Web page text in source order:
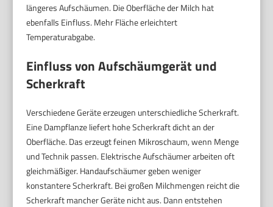
längeres Aufschäumen. Die Oberfläche der Milch hat
ebenfalls Einfluss. Mehr Fläche erleichtert
Temperaturabgabe.
Einfluss von Aufschäumgerät und
Scherkraft
Verschiedene Geräte erzeugen unterschiedliche Scherkraft.
Eine Dampflanze liefert hohe Scherkraft dicht an der
Oberfläche. Das erzeugt feinen Mikroschaum, wenn Menge
und Technik passen. Elektrische Aufschäumer arbeiten oft
gleichmäßiger. Handaufschäumer geben weniger
konstantere Scherkraft. Bei großen Milchmengen reicht die
Scherkraft mancher Geräte nicht aus. Dann entstehen